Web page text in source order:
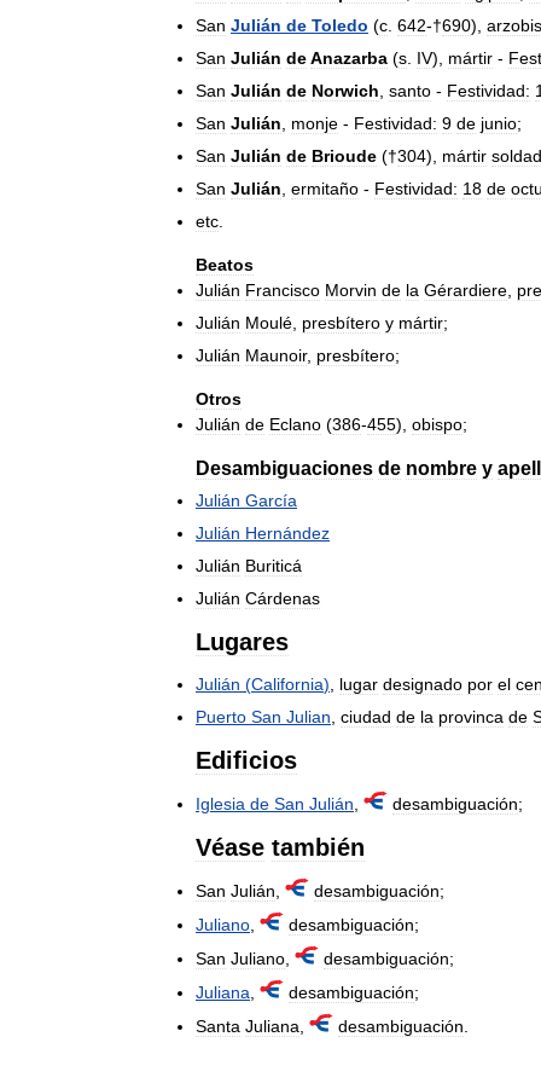
San Julián de Toledo (c 642-†690),
San Julián deAnazarba (s IV), mártir -
San Julián de Norwich santo - Festividad:
San Julián monje - Festividad: 9 de junio;
San Julián de Brioude (†304), mártir
San Julián ermitaño - Festividad: 18 de
etc
Beatos
Julián Francisco Morvin de la Gérardiere
Julián Moulé presbítero y mártir;
Julián Maunoir, presbítero;
Otros
Julián de Eclano (386-455), obispo;
Desambiguaciones de nombre y
Julián García
Julián Hernández
Julián Buriticá
Julián Cárdenas
Lugares
Julián (California) lugar designado por el
Puerto San Julian ciudad de la provinca de
Edificios
Iglesia de San Julián desambiguación;
Véase también
San Julián desambiguación;
Juliano
desambiguación;
San Juliano desambiguación;
Juliana
desambiguación;
Santa Juliana desambiguación